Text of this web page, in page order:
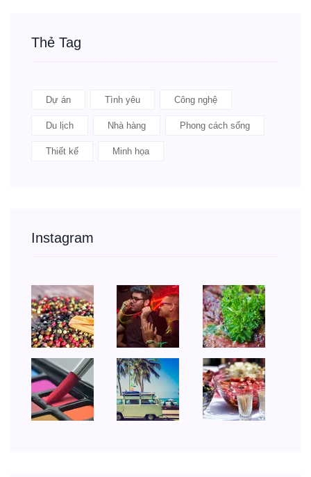
Thẻ Tag
Dự án Tình yêu Công nghệ
Du lịch Nhà hàng Phong cách sống
Thiết kế Minh họa
Instagram